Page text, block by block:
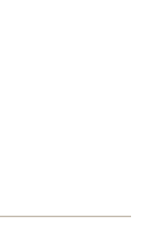
klap
geselecteerd.’